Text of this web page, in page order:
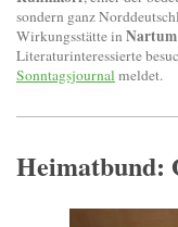
sondern ganz
Wirkungsstätte in Nartum
Literaturinteressierte
Sonntagsjournal meldet.